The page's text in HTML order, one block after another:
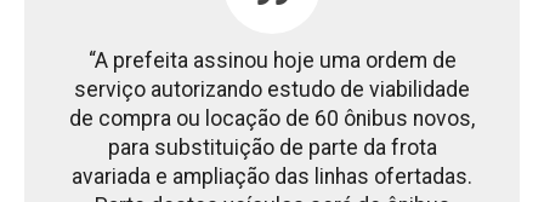
“A prefeita assinou hoje uma ordem de
serviço autorizando estudo de viabilidade
de compra ou locação de 60 ônibus novos,
para substituição de parte da frota
avariada e ampliação das linhas ofertadas.